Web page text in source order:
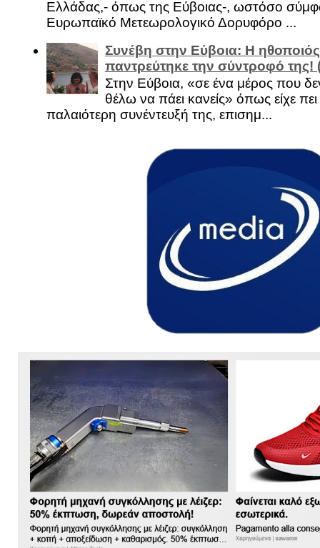
Ελλάδας,- όπως της Εύβοιας-, ωστόσο
Ευρωπαϊκό Μετεωρολογικό Δορυφόρο ...
Συνέβη στην Εύβοια: Η
παντρεύτηκε την σύντροφό
Στην Εύβοια, «σε ένα μέρος που
θέλω να πάει κανείς» όπως είχε πει
παλαιότερη συνέντευξή της, επισημ...